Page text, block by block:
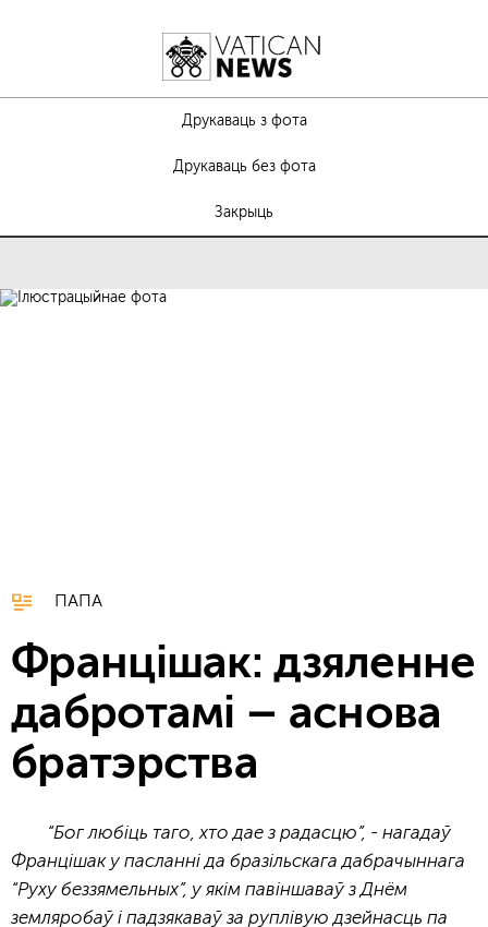
Друкаваць з фота
Друкаваць без фота
Закрыць
ПАПА
Францішак: дзяленне
дабротамі – аснова
братэрства
“Бог любіць таго, хто дае з радасцю”, - нагадаў
Францішак у пасланні да бразільскага дабрачыннага
“Руху беззямельных”, у якім павіншаваў з Днём
земляробаў і падзякаваў за руплівую дзейнасць па